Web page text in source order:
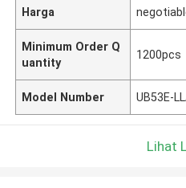
Harga
Minimum Order Q
uantity
1200pcs
Model Number UB53E-
Lihat